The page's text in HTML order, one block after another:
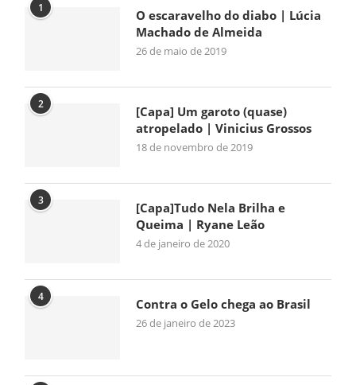
1
O escaravelho do diabo | Lúcia
Machado de Almeida
26 de maio de 2019
2
[Capa] Um garoto (quase)
atropelado | Vinicius Grossos
18 de novembro de 2019
3
[Capa]Tudo Nela Brilha e
Queima | Ryane Leão
4 de janeiro de 2020
4 Contra o Gelo chega ao Brasil
26 de janeiro de 2023